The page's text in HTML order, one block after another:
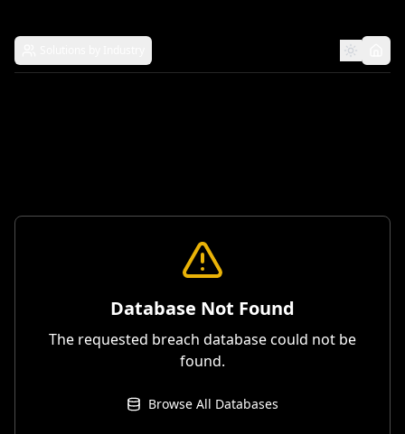
Database Not Found
The requested breach database could not be
found.
Browse All Databases